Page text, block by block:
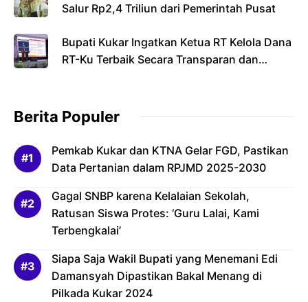
Salur Rp2,4 Triliun dari Pemerintah Pusat
Bupati Kukar Ingatkan Ketua RT Kelola Dana
RT-Ku Terbaik Secara Transparan dan
Berita Populer
Pemkab Kukar dan KTNA Gelar FGD, Pastikan
Data Pertanian dalam RPJMD 2025-2030
Gagal SNBP karena Kelalaian Sekolah,
Ratusan Siswa Protes: ‘Guru Lalai, Kami
Terbengkalai’
Siapa Saja Wakil Bupati yang Menemani Edi
Damansyah Dipastikan Bakal Menang di
Pilkada Kukar 2024